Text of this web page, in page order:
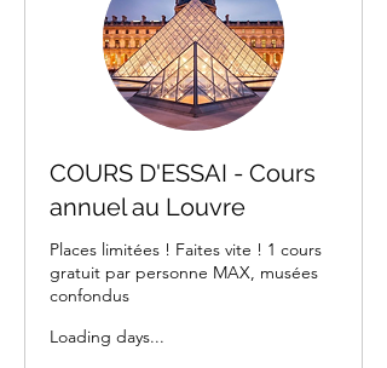
COURS D'ESSAI - Cours
annuel au Louvre
Places limitées ! Faites vite ! 1 cours
gratuit par personne MAX, musées
confondus
Loading days...